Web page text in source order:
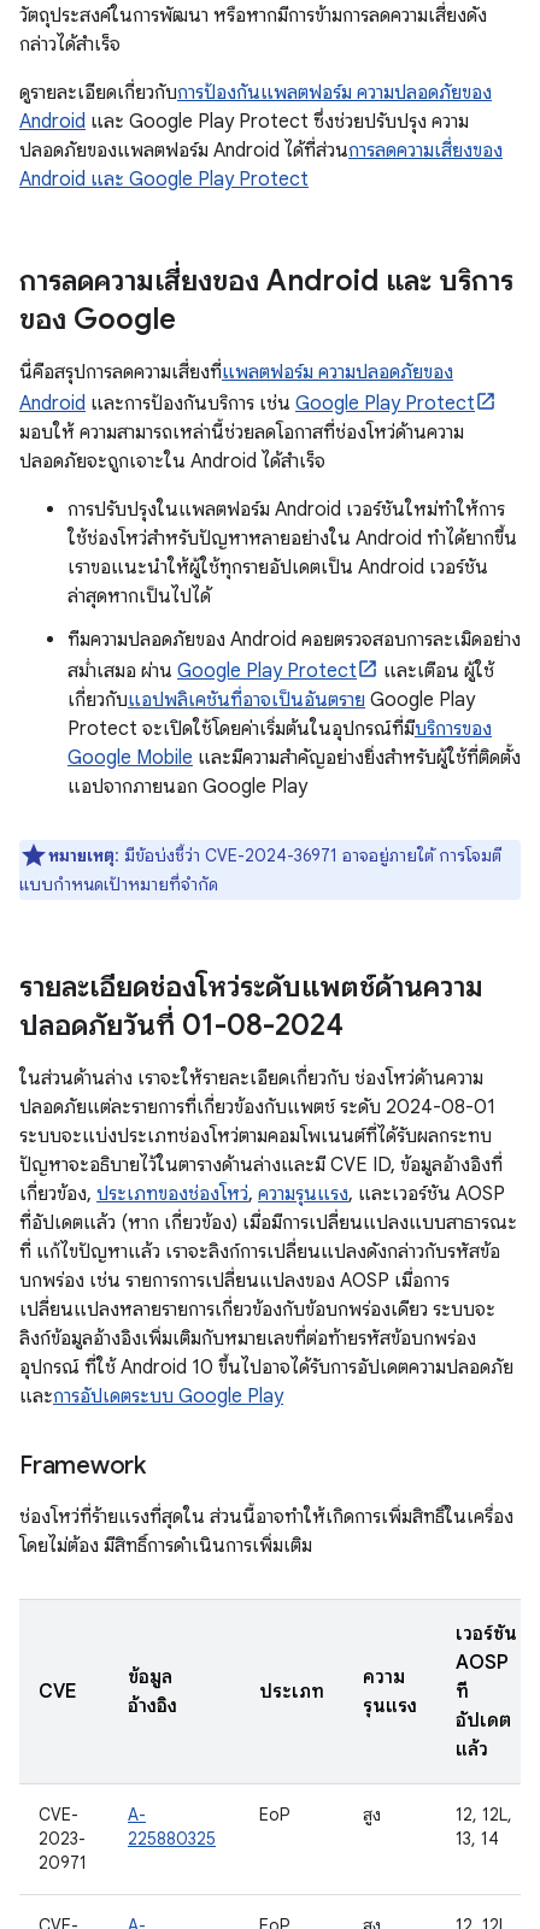
วัตถุประสงค์ในการพัฒนา หรือหากมีการข้ามการลดความเสี่ยงดัง
กล่าวได้สำเร็จ
ดูรายละเอียดเกี่ยวกับการป้องกันแพลตฟอร์ม ความปลอดภัยของ
Android และ Google Play Protect ซึ่งช่วยปรับปรุง ความ
ปลอดภัยของแพลตฟอร์ม Android ได้ที่ส่วนการลดความเสี่ยงของ
Android และ Google Play Protect
การลดความเสี่ยงของ Android และ บริการ
ของ Google
นี่คือสรุปการลดความเสี่ยงที่แพลตฟอร์ม ความปลอดภัยของ
Android และการป้องกันบริการ เช่น Google Play Protect
มอบให้ ความสามารถเหล่านี้ช่วยลดโอกาสที่ช่องโหว่ด้านความ
ปลอดภัยจะถูกเจาะใน Android ได้สำเร็จ
การปรับปรุงในแพลตฟอร์ม Android เวอร์ชันใหม่ทำให้การ
ใช้ช่องโหว่สำหรับปัญหาหลายอย่างใน Android ทำได้ยากขึ้น
เราขอแนะนำให้ผู้ใช้ทุกรายอัปเดตเป็น Android เวอร์ชัน
ล่าสุดหากเป็นไปได้
ทีมความปลอดภัยของ Android คอยตรวจสอบการละเมิดอย่าง
สม่ำเสมอ ผ่าน Google Play Protect
และเตือน ผู้ใช้
เกี่ยวกับแอปพลิเคชันที่อาจเป็นอันตราย Google Play
Protect จะเปิดใช้โดยค่าเริ่มต้นในอุปกรณ์ที่มีบริการของ
Google Mobile และมีความสำคัญอย่างยิ่งสำหรับผู้ใช้ที่ติดตั้ง
แอปจากภายนอก Google Play
หมายเหตุ: มีข้อบ่งชี้ว่า CVE-2024-36971 อาจอยู่ภายใต้ การโจมตี
แบบกำหนดเป้าหมายที่จำกัด
รายละเอียดช่องโหว่ระดับแพตช์ด้านความ
ปลอดภัยวันที่ 01-08-2024
ในส่วนด้านล่าง เราจะให้รายละเอียดเกี่ยวกับ ช่องโหว่ด้านความ
ปลอดภัยแต่ละรายการที่เกี่ยวข้องกับแพตช์ ระดับ 2024-08-01
ระบบจะแบ่งประเภทช่องโหว่ตามคอมโพเนนต์ที่ได้รับผลกระทบ
ปัญหาจะอธิบายไว้ในตารางด้านล่างและมี CVE ID, ข้อมูลอ้างอิงที่
เกี่ยวข้อง, ประเภทของช่องโหว่, ความรุนแรง, และเวอร์ชัน AOSP
ที่อัปเดตแล้ว (หาก เกี่ยวข้อง) เมื่อมีการเปลี่ยนแปลงแบบสาธารณะ
ที่ แก้ไขปัญหาแล้ว เราจะลิงก์การเปลี่ยนแปลงดังกล่าวกับรหัสข้อ
บกพร่อง เช่น รายการการเปลี่ยนแปลงของ AOSP เมื่อการ
เปลี่ยนแปลงหลายรายการเกี่ยวข้องกับข้อบกพร่องเดียว ระบบจะ
ลิงก์ข้อมูลอ้างอิงเพิ่มเติมกับหมายเลขที่ต่อท้ายรหัสข้อบกพร่อง
อุปกรณ์ ที่ใช้ Android 10 ขึ้นไปอาจได้รับการอัปเดตความปลอดภัย
และการอัปเดตระบบ Google Play
Framework
ช่องโหว่ที่ร้ายแรงที่สุดใน ส่วนนี้อาจทำให้เกิดการเพิ่มสิทธิ์ในเครื่อง
โดยไม่ต้อง มีสิทธิ์การดำเนินการเพิ่มเติม
CVE
ข้อมูล
อ้างอิง
ประเภท
ความ
รุนแรง
เวอร์ชัน
AOSP
ที่
อัปเดต
แล้ว
CVE-
2023-
20971
A-
225880325
EoP สูง
12, 12L,
13, 14